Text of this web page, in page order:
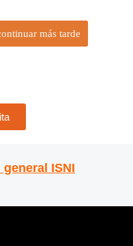
más tarde
ISNI